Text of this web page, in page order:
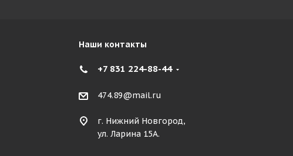
Наши контакты
+7 831 224-88-44
474.89@mail.ru
г. Нижний Новгород,
ул. Ларина 15А.